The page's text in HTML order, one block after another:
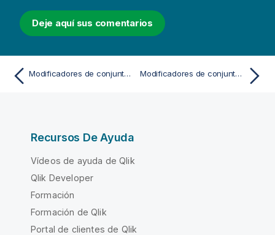
Deje aquí sus comentarios
Modificadores de conjunto con operadores de conjunto Modificadores de conjunto con búsquedas avanzadas
Recursos De Ayuda
Vídeos de ayuda de Qlik
Qlik Developer
Formación
Formación de Qlik
Portal de clientes de Qlik